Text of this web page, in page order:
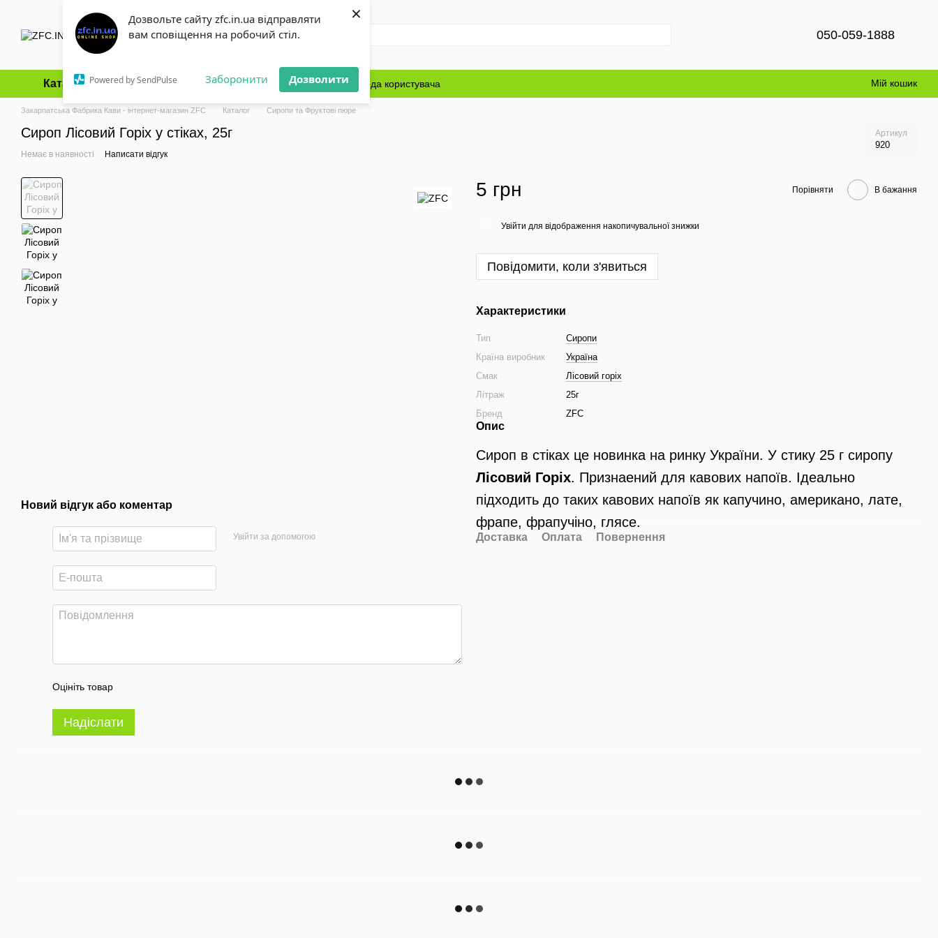
Дозвольте сайту zfc.in.ua відправляти
вам сповіщення на робочий стіл.
Powered by SendPulse Заборонити Дозволити
×
Перейти до основного контенту
050-059-1888
Каталог Оплата і доставка Обмін та повернення Блог Угода користувача Мій кошик
Закарпатська Фабрика Кави - інтернет-магазин ZFC Каталог Сиропи та Фруктові пюре
Сироп Лісовий Горіх у стіках, 25г Артикул
920
Немає в наявності Написати відгук
Новий відгук або коментар
Увійти за допомогою
Оцініть товар
Надіслати
5 грн Порівняти В бажання
Увійти для відображення накопичувальної знижки
Повідомити, коли з'явиться
Характеристики
Тип
Сиропи
Країна виробник
Україна
Смак
Лісовий горіх
Літраж
25г
Бренд
ZFC
Опис
Сироп в стіках це новинка на ринку України. У стику 25 г сиропу
Лісовий Горіх. Признаений для кавових напоїв. Ідеально
підходить до таких кавових напоїв як капучино, американо, лате,
фрапе, фрапучіно, глясе.
Доставка Оплата Повернення